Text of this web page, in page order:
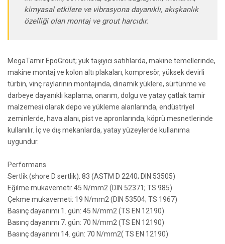
kimyasal etkilere ve vibrasyona dayanıklı, akışkanlık
özelliği olan montaj ve grout harcıdır.
MegaTamir EpoGrout; yük taşıyıcı satıhlarda, makine temellerinde,
makine montaj ve kolon altı plakaları, kompresör, yüksek devirli
türbin, vinç raylarının montajında, dinamik yüklere, sürtünme ve
darbeye dayanıklı kaplama, onarım, dolgu ve yatay çatlak tamir
malzemesi olarak depo ve yükleme alanlarında, endüstriyel
zeminlerde, hava alanı, pist ve apronlarında, köprü mesnetlerinde
kullanılır. İç ve dış mekanlarda, yatay yüzeylerde kullanıma
uygundur.
Performans
Sertlik (shore D sertlik): 83 (ASTM D 2240; DIN 53505)
Eğilme mukavemeti: 45 N/mm2 (DIN 52371; TS 985)
Çekme mukavemeti: 19 N/mm2 (DIN 53504; TS 1967)
Basınç dayanımı 1. gün: 45 N/mm2 (TS EN 12190)
Basınç dayanımı 7. gün: 70 N/mm2 (TS EN 12190)
Basınç dayanımı 14. gün: 70 N/mm2( TS EN 12190)